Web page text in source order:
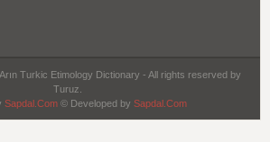
Turkic Etimology Dictionary - All rights reserved by
Turuz.
Sapdal.Com© Developed by Sapdal.Com